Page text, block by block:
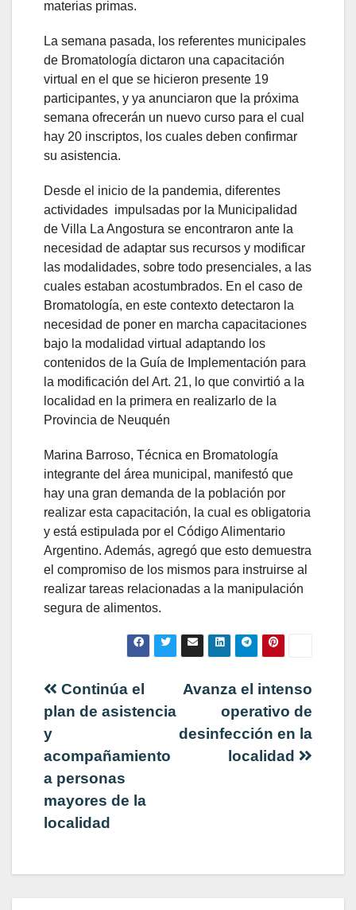
materias primas.
La semana pasada, los referentes municipales
de Bromatología dictaron una capacitación
virtual en el que se hicieron presente 19
participantes, y ya anunciaron que la próxima
semana ofrecerán un nuevo curso para el cual
hay 20 inscriptos, los cuales deben confirmar
su asistencia.
Desde el inicio de la pandemia, diferentes
actividades impulsadas por la Municipalidad
de Villa La Angostura se encontraron ante la
necesidad de adaptar sus recursos y modificar
las modalidades, sobre todo presenciales, a las
cuales estaban acostumbrados. En el caso de
Bromatología, en este contexto detectaron la
necesidad de poner en marcha capacitaciones
bajo la modalidad virtual adaptando los
contenidos de la Guía de Implementación para
la modificación del Art. 21, lo que convirtió a la
localidad en la primera en realizarlo de la
Provincia de Neuquén
Marina Barroso, Técnica en Bromatología
integrante del área municipal, manifestó que
hay una gran demanda de la población por
realizar esta capacitación, la cual es obligatoria
y está estipulada por el Código Alimentario
Argentino. Además, agregó que esto demuestra
el compromiso de los mismos para instruirse al
realizar tareas relacionadas a la manipulación
segura de alimentos.
Navegación
de
entradas
Avanza el intenso
operativo de
desinfección en la
localidad
Continúa el
plan de asistencia
y
acompañamiento
a personas
mayores de la
localidad